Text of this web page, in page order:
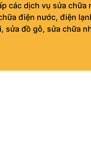
các dịch vụ sửa chữa
điện nước, điện
sửa đồ gỗ, sửa chữa